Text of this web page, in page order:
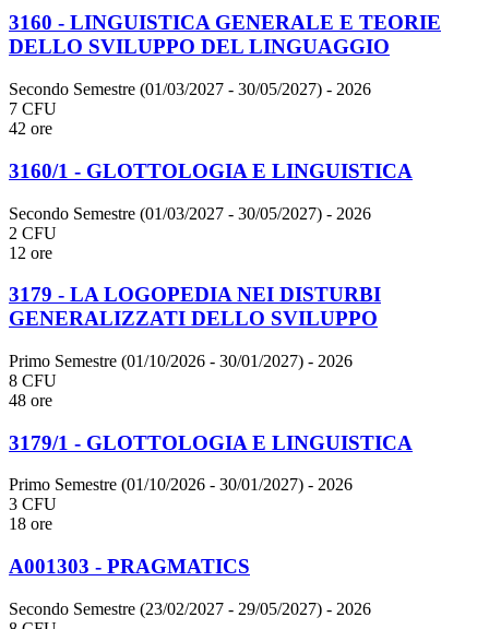
3160 - LINGUISTICA GENERALE E TEORIE
DELLO SVILUPPO DEL LINGUAGGIO
Secondo Semestre (01/03/2027 - 30/05/2027) - 2026
7 CFU
42 ore
3160/1 - GLOTTOLOGIA E LINGUISTICA
Secondo Semestre (01/03/2027 - 30/05/2027) - 2026
2 CFU
12 ore
3179 - LA LOGOPEDIA NEI DISTURBI
GENERALIZZATI DELLO SVILUPPO
Primo Semestre (01/10/2026 - 30/01/2027) - 2026
8 CFU
48 ore
3179/1 - GLOTTOLOGIA E LINGUISTICA
Primo Semestre (01/10/2026 - 30/01/2027) - 2026
3 CFU
18 ore
A001303 - PRAGMATICS
Secondo Semestre (23/02/2027 - 29/05/2027) - 2026